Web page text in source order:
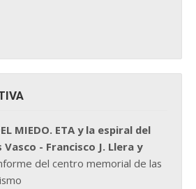
MIEDO. ETA y la espiral del
Vasco - Francisco J. Llera y
del centro memorial de las